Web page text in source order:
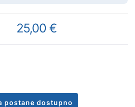
25,00 €
postane dostupno